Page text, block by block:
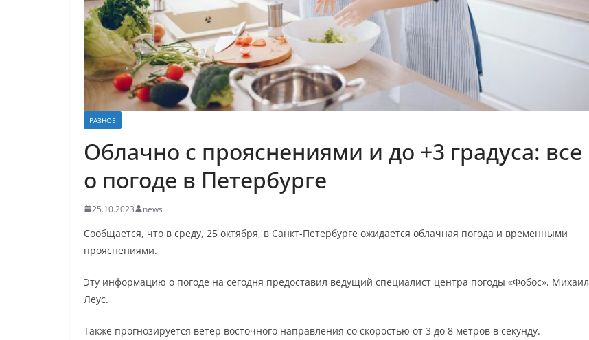
РАЗНОЕ
Облачно с прояснениями и до +3 градуса: все
о погоде в Петербурге
25.10.2023 news
Сообщается, что в среду, 25 октября, в Санкт-Петербурге ожидается облачная погода и временными
прояснениями.
Эту информацию о погоде на сегодня предоставил ведущий специалист центра погоды «Фобос», Михаил
Леус.
Также прогнозируется ветер восточного направления со скоростью от 3 до 8 метров в секунду.